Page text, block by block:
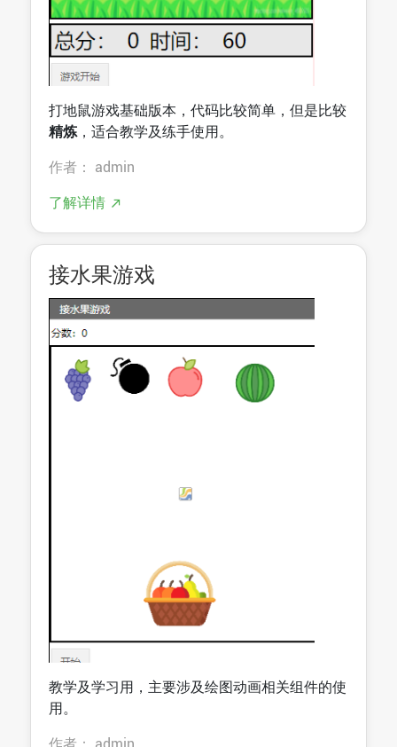
打地鼠游戏基础版本，代码比较简单，但是比较
精炼，适合教学及练手使用。
作者： admin
了解详情
接水果游戏
教学及学习用，主要涉及绘图动画相关组件的使
用。